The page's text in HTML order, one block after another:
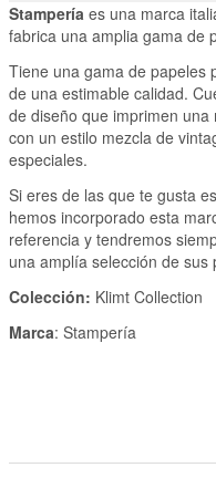
Stampería es una marca
fabrica una amplia gama de
Tiene una gama de papeles
de una estimable calidad.
de diseño que imprimen
con un estilo mezcla de
especiales.
Si eres de las que te gusta
hemos incorporado esta
referencia y tendremos
una amplía selección de sus
Colección: Klimt Collection
Marca: Stampería